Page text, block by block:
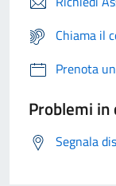
Chiama il
Prenota
Problemi
Segnala